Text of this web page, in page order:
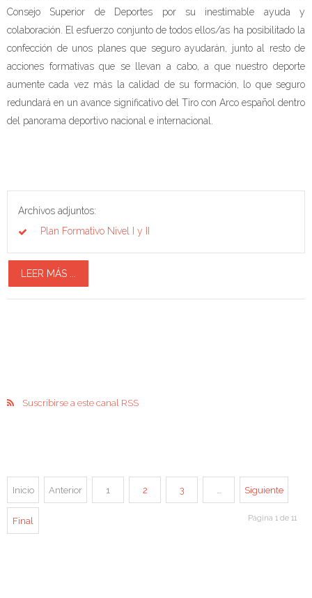
Consejo Superior de Deportes por su inestimable ayuda y
colaboración. El esfuerzo conjunto de todos ellos/as ha posibilitado la
confección de unos planes que seguro ayudarán, junto al resto de
acciones formativas que se llevan a cabo, a que nuestro deporte
aumente cada vez más la calidad de su formación, lo que seguro
redundará en un avance significativo del Tiro con Arco español dentro
del panorama deportivo nacional e internacional.
Archivos adjuntos:
Plan Formativo Nivel I y II
LEER MÁS ...
Suscribirse a este canal RSS
Inicio Anterior 1 2 3 … Siguiente
Final Página 1 de 11